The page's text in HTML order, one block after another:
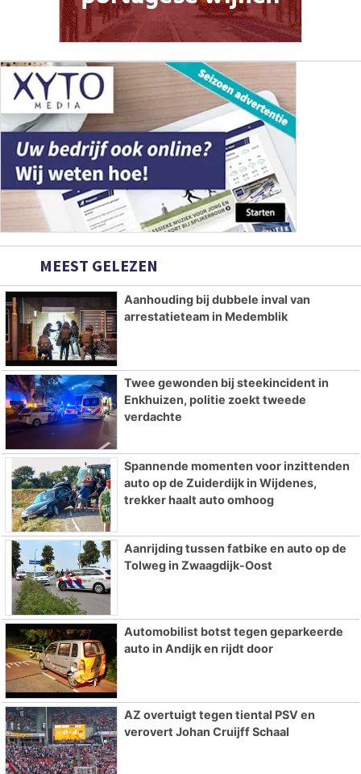
MEEST GELEZEN
Aanhouding bij dubbele inval van
arrestatieteam in Medemblik
Twee gewonden bij steekincident in
Enkhuizen, politie zoekt tweede
verdachte
Spannende momenten voor inzittenden
auto op de Zuiderdijk in Wijdenes,
trekker haalt auto omhoog
Aanrijding tussen fatbike en auto op de
Tolweg in Zwaagdijk-Oost
Automobilist botst tegen geparkeerde
auto in Andijk en rijdt door
AZ overtuigt tegen tiental PSV en
verovert Johan Cruijff Schaal